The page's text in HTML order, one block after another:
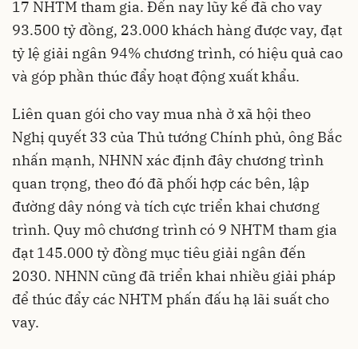
17 NHTM tham gia. Đến nay lũy kế đã cho vay
93.500 tỷ đồng, 23.000 khách hàng được vay, đạt
tỷ lệ giải ngân 94% chương trình, có hiệu quả cao
và góp phần thúc đẩy hoạt động xuất khẩu.
Liên quan gói cho vay mua nhà ở xã hội theo
Nghị quyết 33 của Thủ tướng Chính phủ, ông Bắc
nhấn mạnh, NHNN xác định đây chương trình
quan trọng, theo đó đã phối hợp các bên, lập
đường dây nóng và tích cực triển khai chương
trình. Quy mô chương trình có 9 NHTM tham gia
đạt 145.000 tỷ đồng mục tiêu giải ngân đến
2030. NHNN cũng đã triển khai nhiều giải pháp
để thúc đẩy các NHTM phấn đấu hạ lãi suất cho
vay.